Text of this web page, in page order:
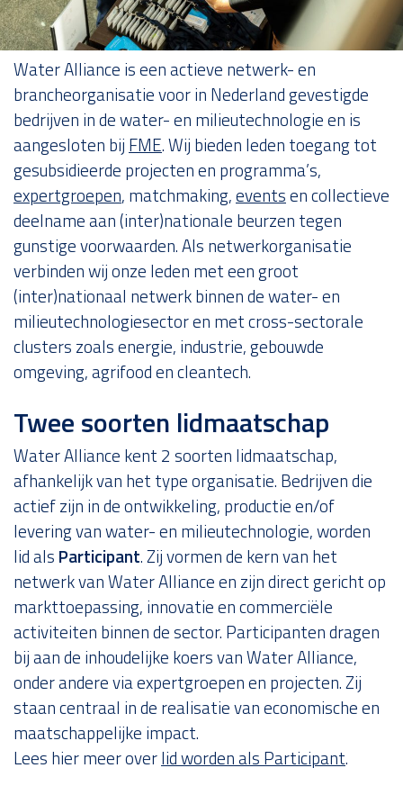
Over ons
Water Alliance is een actieve netwerk- en
brancheorganisatie voor in Nederland gevestigde
bedrijven in de water- en milieutechnologie en is
aangesloten bij FME. Wij bieden leden toegang tot
gesubsidieerde projecten en programma’s,
expertgroepen, matchmaking,eventsen collectieve
deelname aan (inter)nationale beurzen tegen
gunstige voorwaarden. Als netwerkorganisatie
verbinden wij onze leden met een groot
(inter)nationaal netwerk binnen de water- en
milieutechnologiesector en met cross-sectorale
clusters zoals energie, industrie, gebouwde
omgeving, agrifood en cleantech.
Twee soorten lidmaatschap
Water Alliance kent 2 soorten lidmaatschap,
afhankelijk van het type organisatie. Bedrijven die
actief zijn in de ontwikkeling, productie en/of
levering van water- en milieutechnologie, worden
lid als Participant. Zij vormen de kern van het
netwerk van Water Alliance en zijn direct gericht op
markttoepassing, innovatie en commerciële
activiteiten binnen de sector. Participanten dragen
bij aan de inhoudelijke koers van Water Alliance,
onder andere via expertgroepen en projecten. Zij
staan centraal in de realisatie van economische en
maatschappelijke impact.
Lees hier meer overlid worden als Participant.